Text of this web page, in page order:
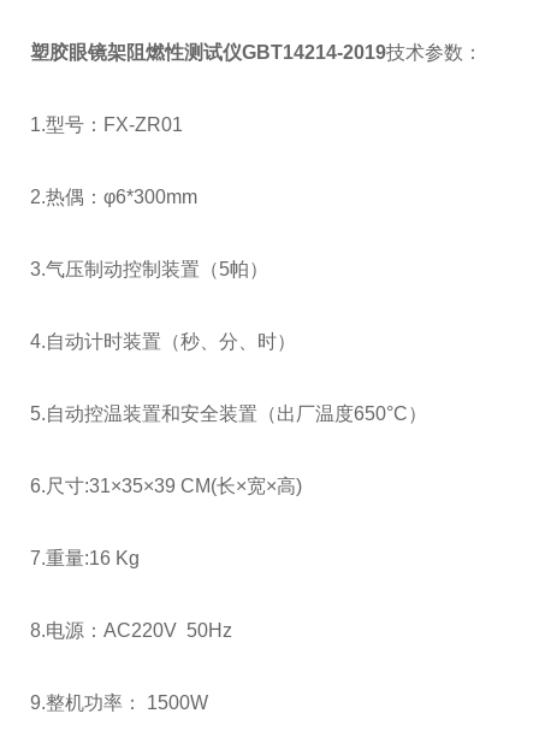
塑胶眼镜架阻燃性测试仪GBT14214-2019技术参数：
1.型号：FX-ZR01
2.热偶：φ6*300mm
3.气压制动控制装置（5帕）
4.自动计时装置（秒、分、时）
5.自动控温装置和安全装置（出厂温度650°C）
6.尺寸:31×35×39 CM(长×宽×高)
7.重量:16 Kg
8.电源：AC220V 50Hz
9.整机功率： 1500W